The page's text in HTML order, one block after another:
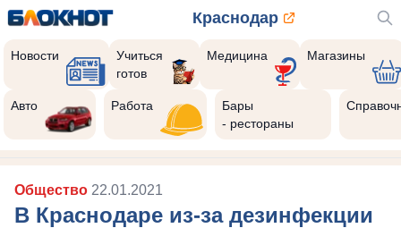
Краснодар
Новости
Учиться
готов
Медицина Магазины
Авто Работа
Бары
- рестораны
Общество 22.01.2021
В Краснодаре из-за дезинфекции